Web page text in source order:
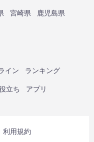
宮崎県
鹿児島県
イン ランキング
立ち アプリ
利用規約